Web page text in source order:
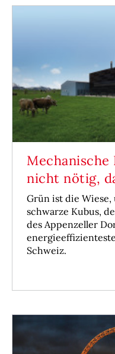
nicht nötig,
Grün ist die
schwarze Kubus,
des Appenzeller
Schweiz.